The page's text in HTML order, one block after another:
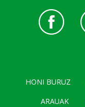
HONI BURUZ
ARAUAK